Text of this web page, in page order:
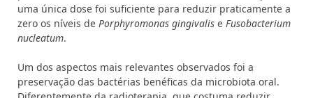
uma única dose foi suficiente para reduzir praticamente a
zero os níveis de Porphyromonas gingivalis e Fusobacterium
nucleatum.
Um dos aspectos mais relevantes observados foi a
preservação das bactérias benéficas da microbiota oral.